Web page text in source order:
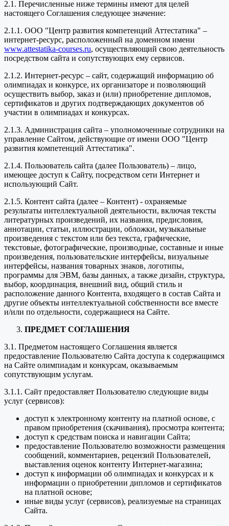
2.1. Перечисленные ниже термины имеют для целей
настоящего Соглашения следующее значение:
2.1.1. ООО "Центр развития компетенций Аттестатика" –
интернет-ресурс, расположенный на доменном имени
www.attestatika-courses.ru, осуществляющий свою деятельность
посредством сайта и сопутствующих ему сервисов.
2.1.2. Интернет-ресурс – сайт, содержащий информацию об
олимпиадах и конкурсе, их организаторе и позволяющий
осуществить выбор, заказ и (или) приобретение дипломов,
сертификатов и других подтверждающих документов об
участии в олимпиадах и конкурсах.
2.1.3. Администрация сайта – уполномоченные сотрудники на
управление Сайтом, действующие от имени ООО "Центр
развития компетенций Аттестатика".
2.1.4. Пользователь сайта (далее Пользователь) – лицо,
имеющее доступ к Сайту, посредством сети Интернет и
использующий Сайт.
2.1.5. Контент сайта (далее – Контент) - охраняемые
результаты интеллектуальной деятельности, включая тексты
литературных произведений, их названия, предисловия,
аннотации, статьи, иллюстрации, обложки, музыкальные
произведения с текстом или без текста, графические,
текстовые, фотографические, производные, составные и иные
произведения, пользовательские интерфейсы, визуальные
интерфейсы, названия товарных знаков, логотипы,
программы для ЭВМ, базы данных, а также дизайн, структура,
выбор, координация, внешний вид, общий стиль и
расположение данного Контента, входящего в состав Сайта и
другие объекты интеллектуальной собственности все вместе
и/или по отдельности, содержащиеся на Сайте.
ПРЕДМЕТ СОГЛАШЕНИЯ
3.1. Предметом настоящего Соглашения является
предоставление Пользователю Сайта доступа к содержащимся
на Сайте олимпиадам и конкурсам, оказываемым
сопутствующим услугам.
3.1.1. Сайт предоставляет Пользователю следующие виды
услуг (сервисов):
доступ к электронному контенту на платной основе, с
правом приобретения (скачивания), просмотра контента;
доступ к средствам поиска и навигации Сайта;
предоставление Пользователю возможности размещения
сообщений, комментариев, рецензий Пользователей,
выставления оценок контенту Интернет-магазина;
доступ к информации об олимпиадах и конкурсах и к
информации о приобретении дипломов и сертификатов
на платной основе;
иные виды услуг (сервисов), реализуемые на страницах
Сайта.